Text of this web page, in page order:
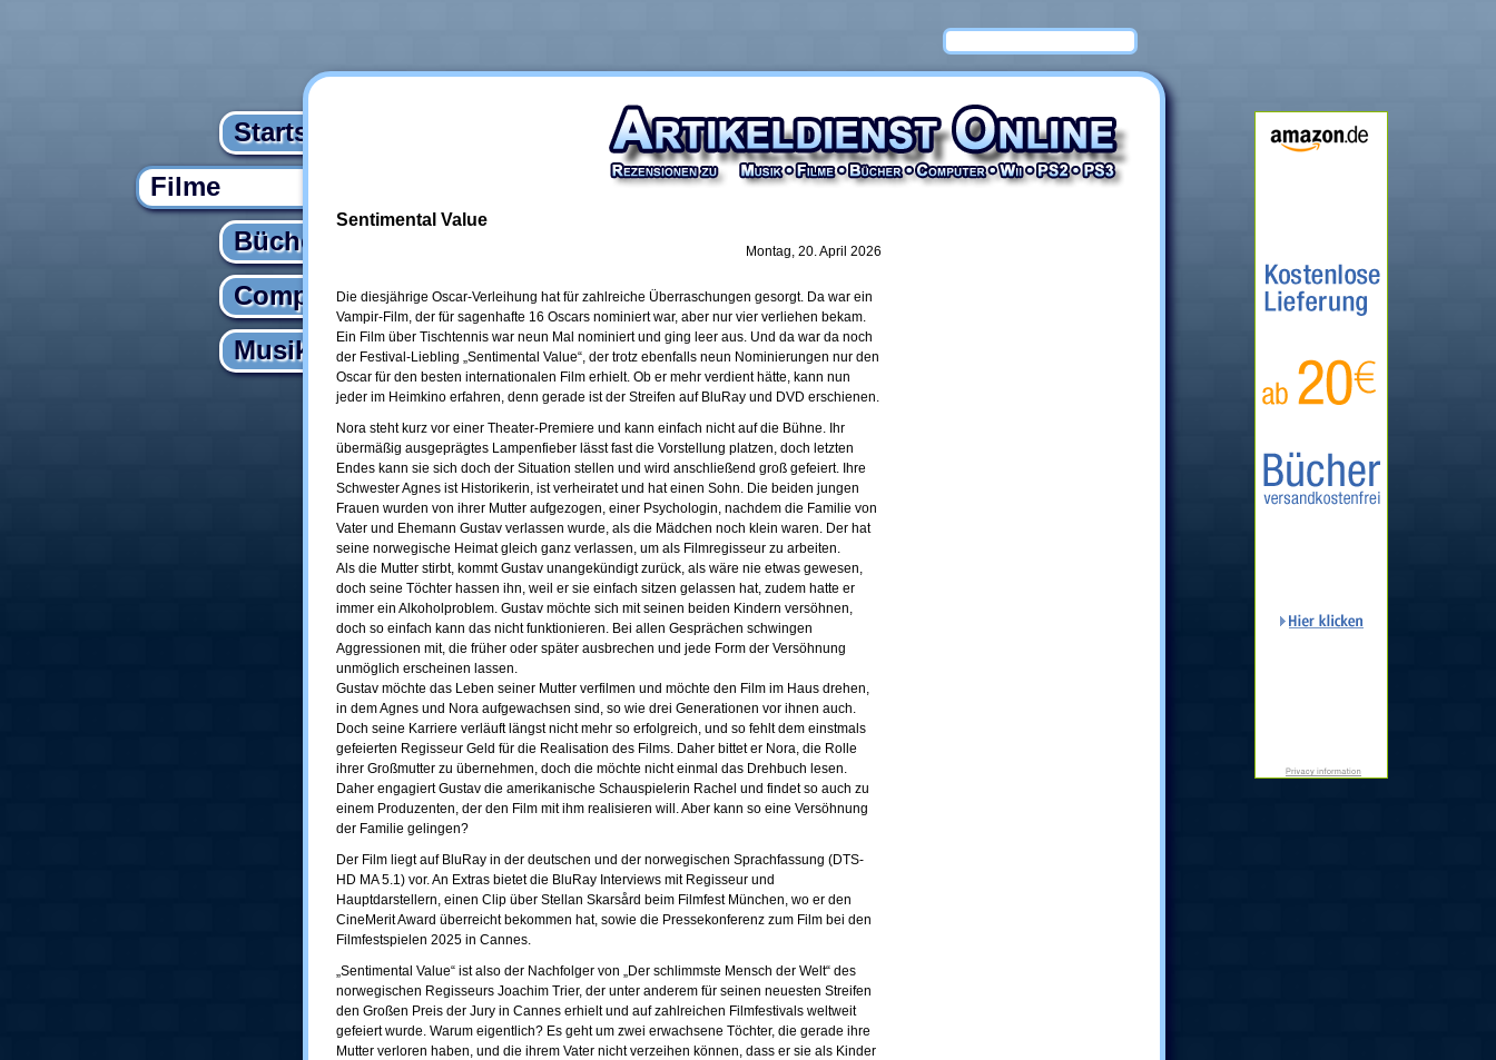
Startseite
Filme
Bücher
Computer
Musik
Sentimental Value
Montag, 20. April 2026
Die diesjährige Oscar-Verleihung hat für zahlreiche Überraschungen gesorgt. Da war ein
Vampir-Film, der für sagenhafte 16 Oscars nominiert war, aber nur vier verliehen bekam.
Ein Film über Tischtennis war neun Mal nominiert und ging leer aus. Und da war da noch
der Festival-Liebling „Sentimental Value“, der trotz ebenfalls neun Nominierungen nur den
Oscar für den besten internationalen Film erhielt. Ob er mehr verdient hätte, kann nun
jeder im Heimkino erfahren, denn gerade ist der Streifen auf BluRay und DVD erschienen.
Nora steht kurz vor einer Theater-Premiere und kann einfach nicht auf die Bühne. Ihr
übermäßig ausgeprägtes Lampenfieber lässt fast die Vorstellung platzen, doch letzten
Endes kann sie sich doch der Situation stellen und wird anschließend groß gefeiert. Ihre
Schwester Agnes ist Historikerin, ist verheiratet und hat einen Sohn. Die beiden jungen
Frauen wurden von ihrer Mutter aufgezogen, einer Psychologin, nachdem die Familie von
Vater und Ehemann Gustav verlassen wurde, als die Mädchen noch klein waren. Der hat
seine norwegische Heimat gleich ganz verlassen, um als Filmregisseur zu arbeiten.
Als die Mutter stirbt, kommt Gustav unangekündigt zurück, als wäre nie etwas gewesen,
doch seine Töchter hassen ihn, weil er sie einfach sitzen gelassen hat, zudem hatte er
immer ein Alkoholproblem. Gustav möchte sich mit seinen beiden Kindern versöhnen,
doch so einfach kann das nicht funktionieren. Bei allen Gesprächen schwingen
Aggressionen mit, die früher oder später ausbrechen und jede Form der Versöhnung
unmöglich erscheinen lassen.
Gustav möchte das Leben seiner Mutter verfilmen und möchte den Film im Haus drehen,
in dem Agnes und Nora aufgewachsen sind, so wie drei Generationen vor ihnen auch.
Doch seine Karriere verläuft längst nicht mehr so erfolgreich, und so fehlt dem einstmals
gefeierten Regisseur Geld für die Realisation des Films. Daher bittet er Nora, die Rolle
ihrer Großmutter zu übernehmen, doch die möchte nicht einmal das Drehbuch lesen.
Daher engagiert Gustav die amerikanische Schauspielerin Rachel und findet so auch zu
einem Produzenten, der den Film mit ihm realisieren will. Aber kann so eine Versöhnung
der Familie gelingen?
Der Film liegt auf BluRay in der deutschen und der norwegischen Sprachfassung (DTS-
HD MA 5.1) vor. An Extras bietet die BluRay Interviews mit Regisseur und
Hauptdarstellern, einen Clip über Stellan Skarsård beim Filmfest München, wo er den
CineMerit Award überreicht bekommen hat, sowie die Pressekonferenz zum Film bei den
Filmfestspielen 2025 in Cannes.
„Sentimental Value“ ist also der Nachfolger von „Der schlimmste Mensch der Welt“ des
norwegischen Regisseurs Joachim Trier, der unter anderem für seinen neuesten Streifen
den Großen Preis der Jury in Cannes erhielt und auf zahlreichen Filmfestivals weltweit
gefeiert wurde. Warum eigentlich? Es geht um zwei erwachsene Töchter, die gerade ihre
Mutter verloren haben, und die ihrem Vater nicht verzeihen können, dass er sie als Kinder